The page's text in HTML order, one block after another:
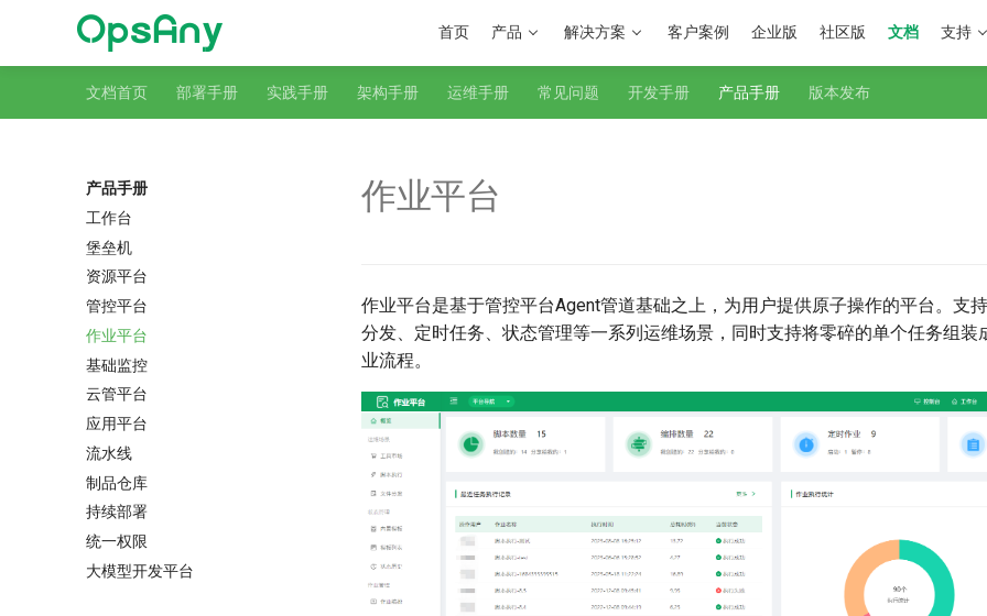
首页 产品 解决方案 客户案例 企业版 社区版 文档 支持
文档首页 部署手册 实践手册 架构手册 运维手册 常见问题 开发手册 产品手册 版本发布
产品手册
工作台
堡垒机
资源平台
管控平台
作业平台
基础监控
云管平台
应用平台
流水线
制品仓库
持续部署
统一权限
大模型开发平台
作业平台
作业平台是基于管控平台Agent管道基础之上，为用户提供原子操作的平台。支
分发、定时任务、状态管理等一系列运维场景，同时支持将零碎的单个任务组装
业流程。